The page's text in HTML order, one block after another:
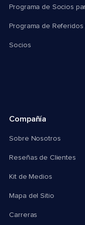
Programa de Socios
Programa de Referidos
Socios
Compañía
Sobre Nosotros
Reseñas de Clientes
Kit de Medios
Mapa del Sitio
Carreras